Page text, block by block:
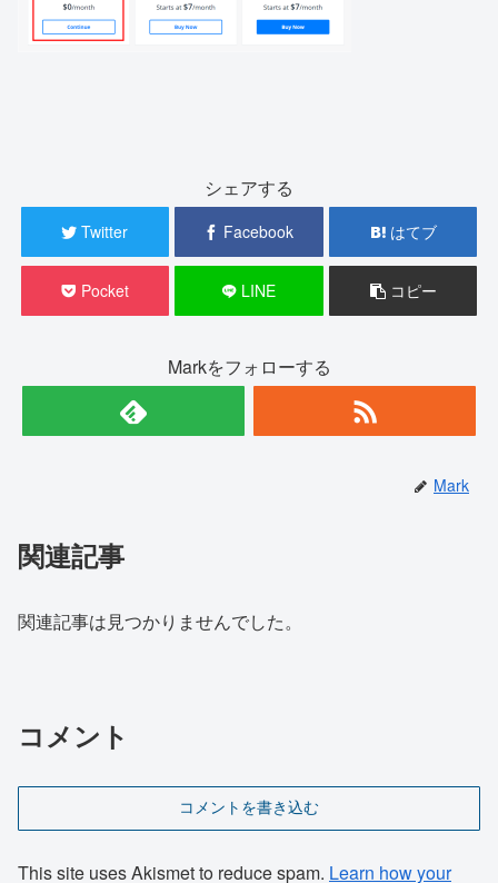
シェアする
Twitter Facebook はてブ
Pocket LINE コピー
Markをフォローする
Mark
関連記事
関連記事は見つかりませんでした。
コメント
コメントを書き込む
This site uses Akismet to reduce spam. Learn how your